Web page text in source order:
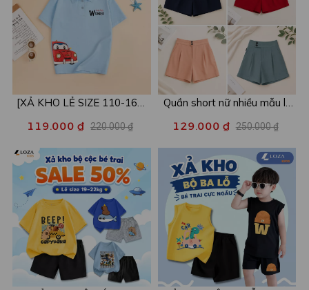
[XẢ KHO LẺ SIZE 110-160]
mẫu - Áo trẻ em từ 15-42kg
- Loza Kids XPL001
119.000 ₫ 220.000 ₫
Quần short nữ nhiều mẫu lẻ
còn 99k/c - Loza XA016
129.000 ₫ 250.000 ₫